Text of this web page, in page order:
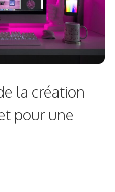
la création
pour une